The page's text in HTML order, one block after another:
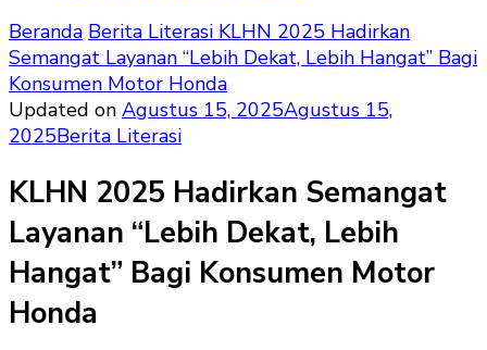
Beranda Berita Literasi KLHN 2025 Hadirkan
Semangat Layanan “Lebih Dekat, Lebih Hangat” Bagi
Konsumen Motor Honda
Updated on Agustus 15, 2025Agustus 15,
2025Berita Literasi
KLHN 2025 Hadirkan Semangat
Layanan “Lebih Dekat, Lebih
Hangat” Bagi Konsumen Motor
Honda